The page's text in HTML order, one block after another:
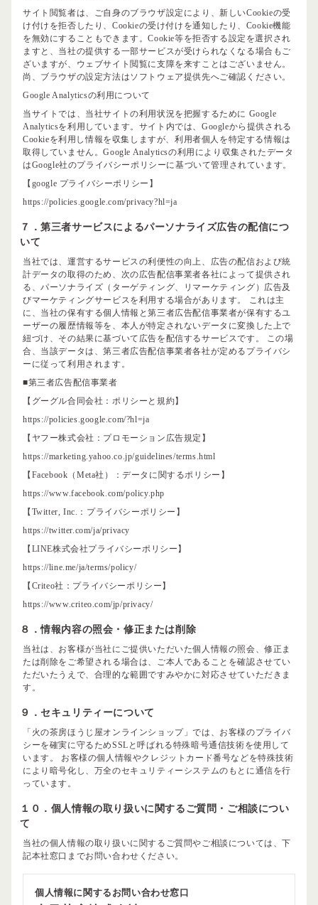
サイト閲覧者は、ご自身のブラウザ設定により、新しいCookieの受
け付けを拒否したり、Cookieの受け付けを通知したり、Cookie機能
を無効にすることもできます。Cookie等を拒否する設定を選択され
ますと、当社の提供する一部サービスが受けられなくなる場合もご
ざいますが、ウェブサイト閲覧に支障を来すことはございません。
尚、ブラウザの設定方法はソフトウェア提供先へご確認ください。
Google Analyticsの利用について
当サイトでは、当社サイトの利用状況を把握するために Google
Analyticsを利用しています。サイト内では、Googleから提供される
Cookieを利用し情報を収集しますが、利用者個人を特定する情報は
取得していません。Google Analyticsの利用により収集されたデータ
はGoogle社のプライバシーポリシーに基づいて管理されています。
【google プライバシーポリシー】
https://policies.google.com/privacy?hl=ja
７．第三者サービスによるパーソナライズ広告の配信につ
いて
当社では、運営するサービスの利便性の向上、広告の配信および統
計データの取得のため、次の広告配信事業者各社によって提供され
る、パーソナライズ（ターゲティング、リマーケティング）広告及
びマーケティングサービスを利用する場合があります。 これは主
に、当社の保有する個人情報と第三者広告配信事業者が保有するユ
ーザーの履歴情報等を、本人が特定されないデータに変換した上で
紐づけ、その結果に基づいて広告を配信するサービスです。 この場
合、当該データは、第三者広告配信事業者各社が定めるプライバシ
ーに従って利用されます。
■第三者広告配信事業者
【グーグル合同会社：ポリシーと規約】
https://policies.google.com/?hl=ja
【ヤフー株式会社：プロモーション広告規定】
https://marketing.yahoo.co.jp/guidelines/terms.html
【Facebook（Meta社）：データに関するポリシー】
https://www.facebook.com/policy.php
【Twitter, Inc.：プライバシーポリシー】
https://twitter.com/ja/privacy
【LINE株式会社プライバシーポリシー】
https://line.me/ja/terms/policy/
【Criteo社：プライバシーポリシー】
https://www.criteo.com/jp/privacy/
８．情報内容の照会・修正または削除
当社は、お客様が当社にご提供いただいた個人情報の照会、修正ま
たは削除をご希望される場合は、ご本人であることを確認させてい
ただいたうえで、合理的な範囲ですみやかに対応させていただきま
す。
９．セキュリティーについて
「火の茶房ほうじ屋オンラインショップ」では、お客様のプライバ
シーを確実に守るためSSLと呼ばれる特殊暗号通信技術を使用して
います。 お客様の個人情報やクレジットカード番号などを特殊技術
により暗号化し、万全のセキュリティーシステムのもとに通信を行
っています。
１０．個人情報の取り扱いに関するご質問・ご相談につい
て
当社の個人情報の取り扱いに関するご質問やご相談については、下
記本社窓口までお問い合わせください。
個人情報に関するお問い合わせ窓口